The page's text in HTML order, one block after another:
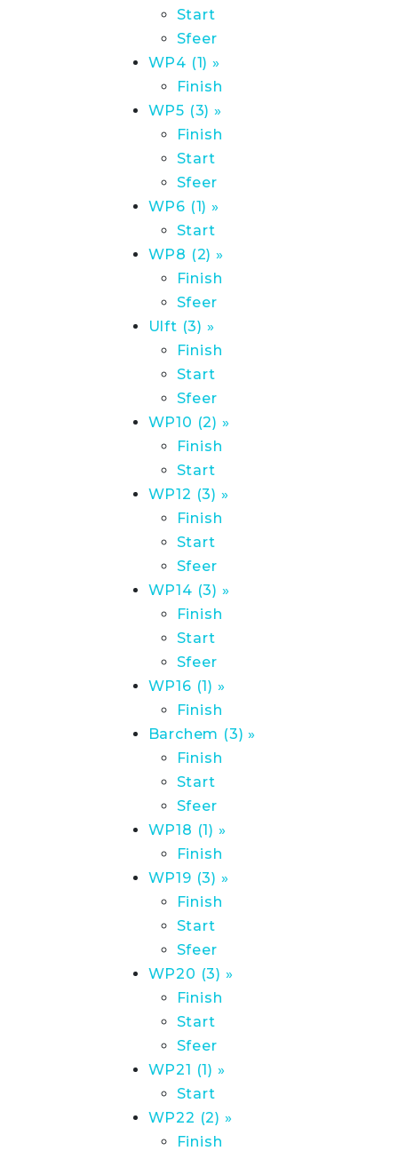
Start
Sfeer
WP4 (1) »
Finish
WP5 (3) »
Finish
Start
Sfeer
WP6 (1) »
Start
WP8 (2) »
Finish
Sfeer
Ulft (3) »
Finish
Start
Sfeer
WP10 (2) »
Finish
Start
WP12 (3) »
Finish
Start
Sfeer
WP14 (3) »
Finish
Start
Sfeer
WP16 (1) »
Finish
Barchem (3) »
Finish
Start
Sfeer
WP18 (1) »
Finish
WP19 (3) »
Finish
Start
Sfeer
WP20 (3) »
Finish
Start
Sfeer
WP21 (1) »
Start
WP22 (2) »
Finish